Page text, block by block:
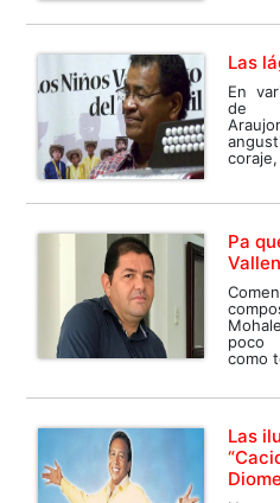
Las
En
de
Pa
poco
como
Las